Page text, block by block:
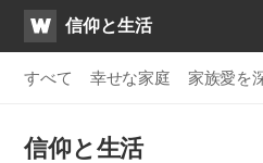
WATV​信仰と生活
すべて 幸せな家庭 家族愛を
​信仰と生活